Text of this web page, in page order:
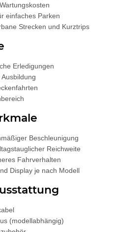
einfaches Parken
Strecken und Kurztrips
Erledigungen
Ausbildung
Beschleunigung
Reichweite
Fahrverhalten
Display je nach Modell
(modellabhängig)